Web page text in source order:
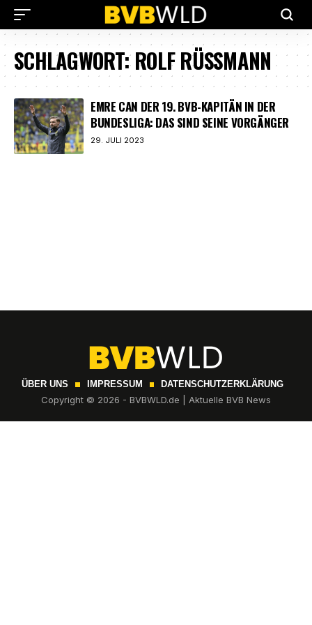
SCHLAGWORT:ROLF RÜSSMANN
EMRE CAN DER 19. BVB-KAPITÄN IN DER
BUNDESLIGA: DAS SIND SEINE VORGÄNGER
29. JULI 2023
ÜBER UNS IMPRESSUM DATENSCHUTZERKLÄRUNG
Copyright © 2026 - BVBWLD.de | Aktuelle BVB News